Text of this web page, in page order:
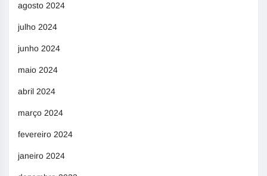
agosto 2024
julho 2024
junho 2024
maio 2024
abril 2024
março 2024
fevereiro 2024
janeiro 2024